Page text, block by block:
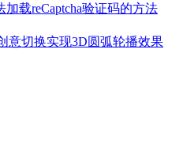
载reCaptcha验证码的方法
意切换实现3D圆弧轮播效果